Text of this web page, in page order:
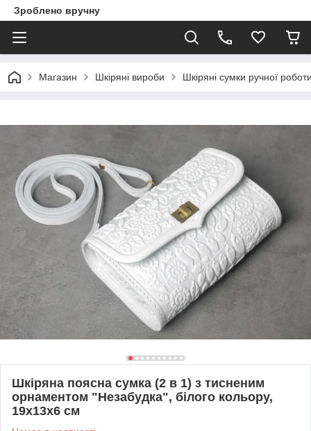
Зроблено вручну
Магазин Шкіряні вироби Шкіряні сумки ручної
Шкіряна поясна сумка (2 в 1) з тисненим
орнаментом "Незабудка", білого кольору,
19х13х6 см